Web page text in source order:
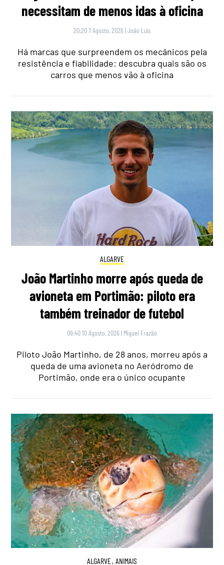
necessitam de menos idas à oficina
20:20 7 Agosto, 2026 |João Luís
Há marcas que surpreendem os mecânicos pela
resistência e fiabilidade: descubra quais são os
carros que menos vão à oficina
ALGARVE
João Martinho morre após queda de
avioneta em Portimão: piloto era
também treinador de futebol
09:40 10 Agosto, 2026 | Miguel Frazão
Piloto João Martinho, de 28 anos, morreu após a
queda de uma avioneta no Aeródromo de
Portimão, onde era o único ocupante
ALGARVE, ANIMAIS